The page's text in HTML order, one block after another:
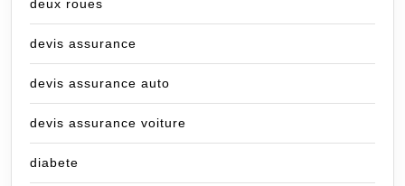
deux roues
devis assurance
devis assurance auto
devis assurance voiture
diabete